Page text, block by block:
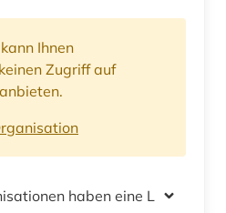
Ihnen
Zugriff auf
haben eine Lizenz